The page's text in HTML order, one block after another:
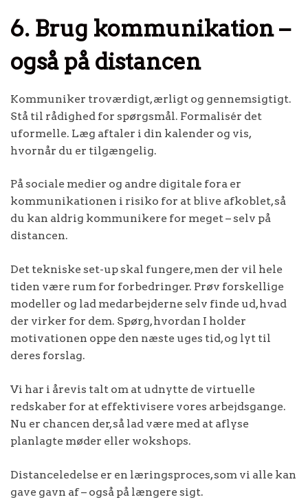
6. Brug kommunikation –
også på distancen
Kommuniker troværdigt, ærligt og gennemsigtigt.
Stå til rådighed for spørgsmål. Formalisér det
uformelle. Læg aftaler i din kalender og vis,
hvornår du er tilgængelig.
På sociale medier og andre digitale fora er
kommunikationen i risiko for at blive afkoblet, så
du kan aldrig kommunikere for meget – selv på
distancen.
Det tekniske set-up skal fungere, men der vil hele
tiden være rum for forbedringer. Prøv forskellige
modeller og lad medarbejderne selv finde ud, hvad
der virker for dem. Spørg, hvordan I holder
motivationen oppe den næste uges tid, og lyt til
deres forslag.
Vi har i årevis talt om at udnytte de virtuelle
redskaber for at effektivisere vores arbejdsgange.
Nu er chancen der, så lad være med at aflyse
planlagte møder eller wokshops.
Distanceledelse er en læringsproces, som vi alle kan
gave gavn af – også på længere sigt.